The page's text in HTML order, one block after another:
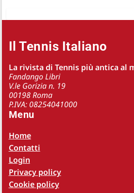
Il Tennis Italiano
La rivista di Tennis più antica al
Fandango Libri
V.le Gorizia n. 19
00198 Roma
P.IVA: 08254041000
Menu
Home
Contatti
Login
Privacy policy
Cookie policy